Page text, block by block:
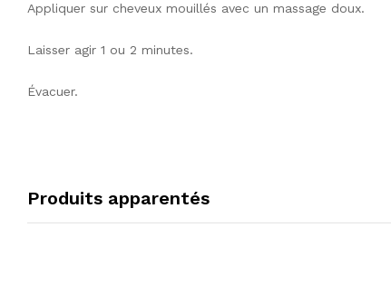
Appliquer sur cheveux mouillés avec un massage doux.
Laisser agir 1 ou 2 minutes.
Évacuer.
Produits apparentés